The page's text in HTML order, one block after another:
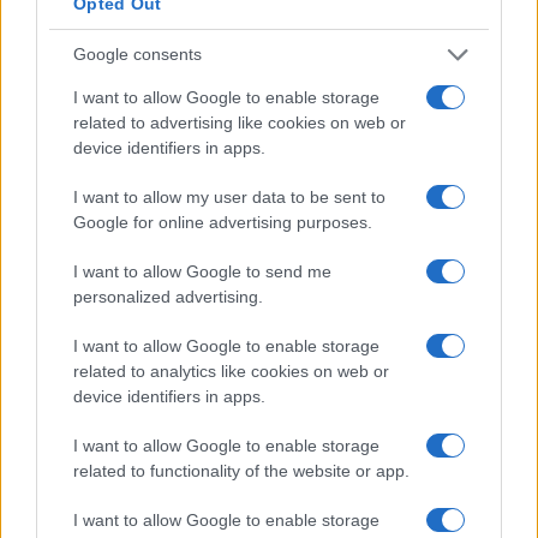
Google consents
I want to allow Google to enable storage
related to advertising like cookies on web or
device identifiers in apps.
I want to allow my user data to be sent to
Google for online advertising purposes.
I want to allow Google to send me
personalized advertising.
I want to allow Google to enable storage
related to analytics like cookies on web or
device identifiers in apps.
I want to allow Google to enable storage
related to functionality of the website or app.
I want to allow Google to enable storage
pública. NordVPN é um dos serviços VPN mais bem pagos
(nota: nunca use nenhum serviço VPN gratuito, pois eles
podem farejar seus dados em troca do serviço gratuito) e
existe há quase uma década. Ele oferece conexão
criptografada de nível militar e você também pode optar
por bloquear sites e anúncios maliciosos com seu recurso
CyberSec. Você pode escolher se conectar a mais de 5.000
localização atual, o que garante que você sempre tenha
há largura de banda ou limite de dados, o que significa que
você também pode usar o serviço em suas rotinas diárias,
grandes. Além disso, está entre os serviços VPN mais
baratos que existem (apenas US $ 3,49 por mês).